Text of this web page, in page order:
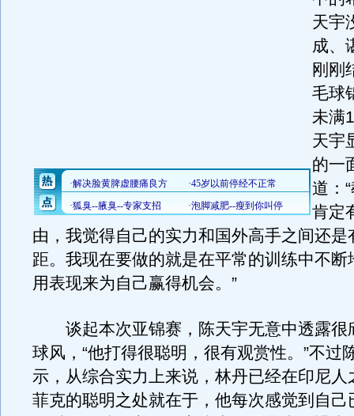
天宇
成、
刚刚
毛球
未满
天宇
的一
道：
肯定
由，我觉得自己的实力和国外高手之间还是
距。我现在要做的就是在平常的训练中不断
用表现来为自己赢得机会。”
谈起本次亚锦赛，陈天宇无意中透露很
球风，“他打得很聪明，很有观赏性。”不过
示，从综合实力上来说，林丹已经在印尼人
菲克的聪明之处就在于，他每次感觉到自己